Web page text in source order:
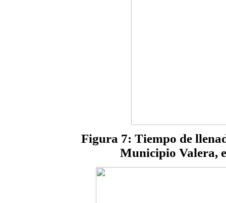
Figura 7: Tiempo de
Municipio Valera,